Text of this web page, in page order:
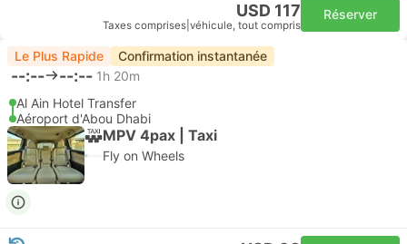
USD 117
Taxes comprises véhicule, tout compris
Réserver
Le Plus Rapide Confirmation instantanée
--:-- --:-- 1h 20m
Al Ain Hotel Transfer
Aéroport d'Abou Dhabi
MPV 4pax | Taxi
Fly on Wheels